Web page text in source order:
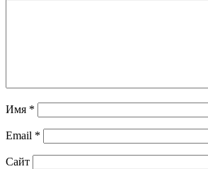
Имя *
Email *
Сайт